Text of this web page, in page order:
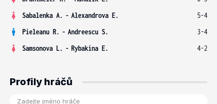
Sabalenka A. - Alexandrova E.
5-4
Pieleanu R. - Andreescu S.
3-4
Samsonova L. - Rybakina E. 4-2
Profily hráčů